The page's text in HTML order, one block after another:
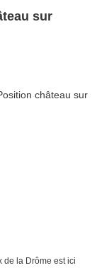
sur
de la Drôme est ici